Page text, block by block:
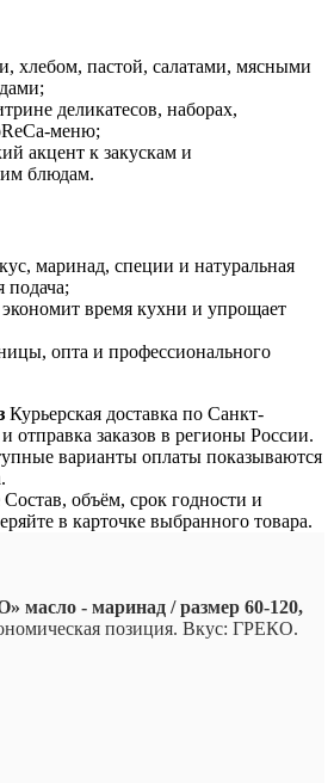
хлебом, пастой, салатами, мясными
деликатесов, наборах,
меню;
акцент к закускам и
блюдам.
маринад, специи и натуральная
подача;
время кухни и упрощает
опта и профессионального
Курьерская доставка по Санкт-
отправка заказов в регионы России.
варианты оплаты показываются
Состав, объём, срок годности и
в карточке выбранного товара.
масло - маринад / размер 60-120,
позиция. Вкус: ГРЕКО.